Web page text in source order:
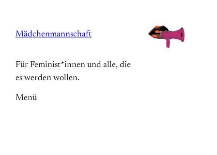
springen
Mädchenmannschaft
Für Feminist*innen und alle, die
es werden wollen.
Menü